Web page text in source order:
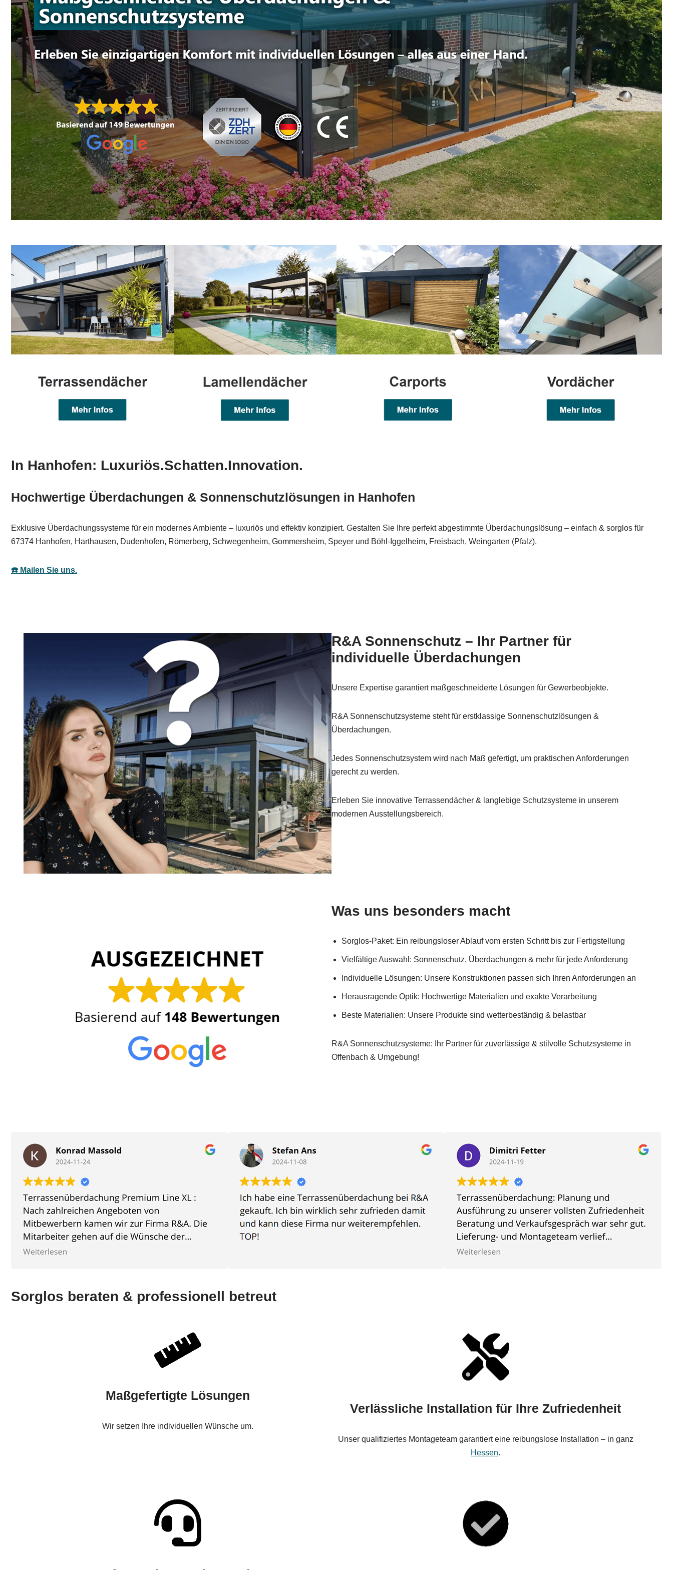
In Hanhofen: Luxuriös.Schatten.Innovation.
Hochwertige Überdachungen & Sonnenschutzlösungen in Hanhofen
Exklusive Überdachungssysteme für ein modernes Ambiente – luxuriös und effektiv konzipiert. Gestalten Sie Ihre perfekt abgestimmte Überdachungslösung – einfach & sorglos für
67374 Hanhofen, Harthausen, Dudenhofen, Römerberg, Schwegenheim, Gommersheim, Speyer und Böhl-Iggelheim, Freisbach, Weingarten (Pfalz).
☎️ Mailen Sie uns.
R&A Sonnenschutz – Ihr Partner für
individuelle Überdachungen
Unsere Expertise garantiert maßgeschneiderte Lösungen für Gewerbeobjekte.
R&A Sonnenschutzsysteme steht für erstklassige Sonnenschutzlösungen &
Überdachungen.
Jedes Sonnenschutzsystem wird nach Maß gefertigt, um praktischen Anforderungen
gerecht zu werden.
Erleben Sie innovative Terrassendächer & langlebige Schutzsysteme in unserem
modernen Ausstellungsbereich.
Was uns besonders macht
Sorglos-Paket: Ein reibungsloser Ablauf vom ersten Schritt bis zur Fertigstellung
Vielfältige Auswahl: Sonnenschutz, Überdachungen & mehr für jede Anforderung
Individuelle Lösungen: Unsere Konstruktionen passen sich Ihren Anforderungen an
Herausragende Optik: Hochwertige Materialien und exakte Verarbeitung
Beste Materialien: Unsere Produkte sind wetterbeständig & belastbar
R&A Sonnenschutzsysteme: Ihr Partner für zuverlässige & stilvolle Schutzsysteme in
Offenbach & Umgebung!
Sorglos beraten & professionell betreut
Maßgefertigte Lösungen
Wir setzen Ihre individuellen Wünsche um.
Verlässliche Installation für Ihre Zufriedenheit
Unser qualifiziertes Montageteam garantiert eine reibungslose Installation – in ganz
Hessen.